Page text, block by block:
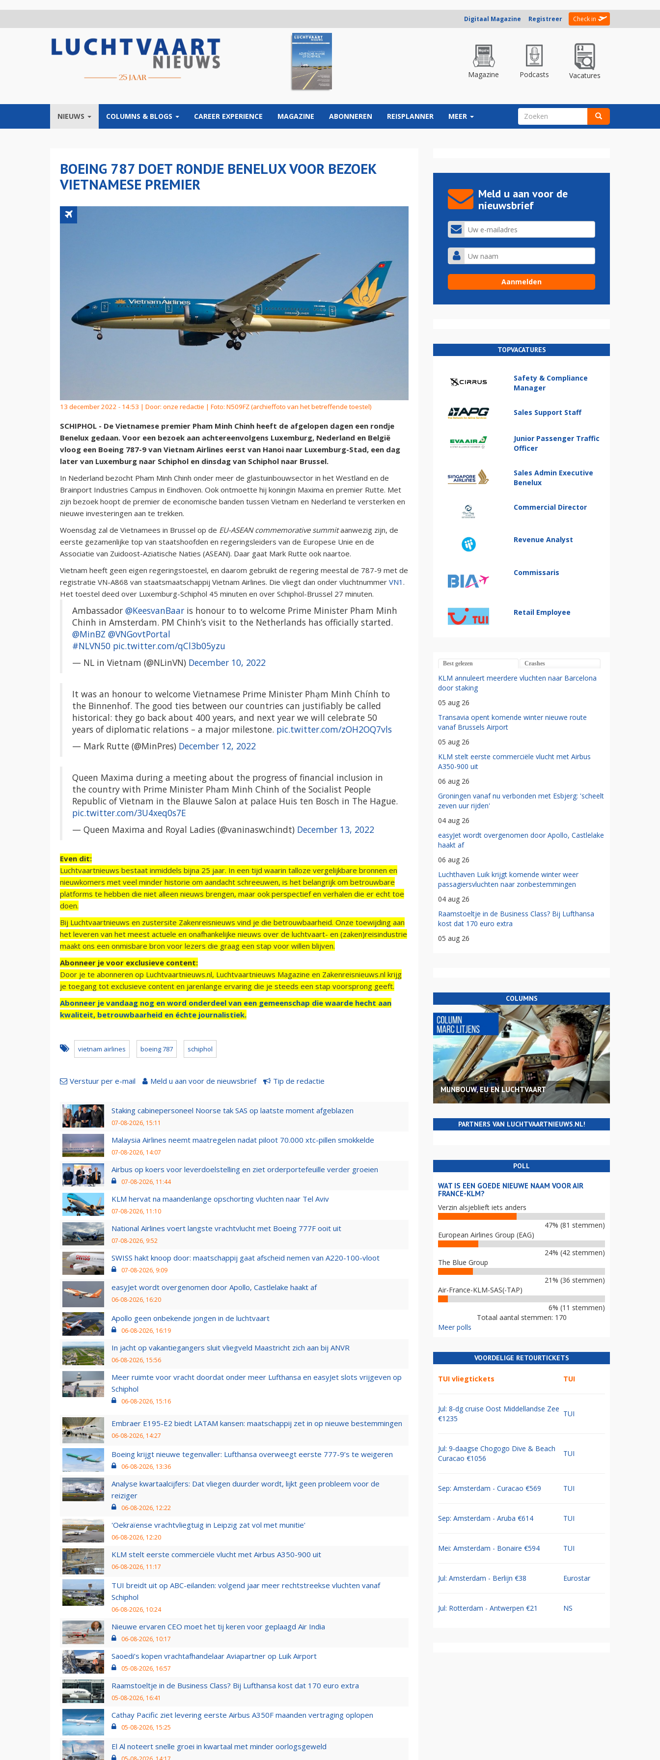
Digitaal Magazine Registreer Check in
Magazine Podcasts Vacatures
NIEUWS COLUMNS & BLOGS CAREER EXPERIENCE MAGAZINE ABONNEREN REISPLANNER MEER ZOEKVELD
BOEING 787 DOET RONDJE BENELUX VOOR BEZOEK
VIETNAMESE PREMIER
13 december 2022 - 14:53 | Door: onze redactie | Foto: N509FZ (archieffoto van het betreffende toestel)
SCHIPHOL - De Vietnamese premier Pham Minh Chinh heeft de afgelopen dagen een rondje
Benelux gedaan. Voor een bezoek aan achtereenvolgens Luxemburg, Nederland en België
vloog een Boeing 787-9 van Vietnam Airlines eerst van Hanoi naar Luxemburg-Stad, een dag
later van Luxemburg naar Schiphol en dinsdag van Schiphol naar Brussel.
In Nederland bezocht Pham Minh Chinh onder meer de glastuinbouwsector in het Westland en de
Brainport Industries Campus in Eindhoven. Ook ontmoette hij koningin Maxima en premier Rutte. Met
zijn bezoek hoopt de premier de economische banden tussen Vietnam en Nederland te versterken en
nieuwe investeringen aan te trekken.
Woensdag zal de Vietnamees in Brussel op de EU-ASEAN commemorative summitaanwezig zijn, de
eerste gezamenlijke top van staatshoofden en regeringsleiders van de Europese Unie en de
Associatie van Zuidoost-Aziatische Naties (ASEAN). Daar gaat Mark Rutte ook naartoe.
Vietnam heeft geen eigen regeringstoestel, en daarom gebruikt de regering meestal de 787-9 met de
registratie VN-A868 van staatsmaatschappij Vietnam Airlines. Die vliegt dan onder vluchtnummer VN1 .
Het toestel deed over Luxemburg-Schiphol 45 minuten en over Schiphol-Brussel 27 minuten.
Ambassador @KeesvanBaar is honour to to welcome Prime Minister Pham Minh
Chinh in Amsterdam. PM Chinh’s visit to the Netherlands has officially started.
@MinBZ @VNGovtPortal
#NLVN50 pic.twitter.com/qCl3b05yzu
— NL in Vietnam (@NLinVN) December 10, 2022
It was an honour to welcome Vietnamese Prime Minister Phạm Minh Chính to
the Binnenhof. The good ties between our countries can justifiably be called
historical: they go back about 400 years, and next year we will celebrate 50
years of diplomatic relations – a major milestone. pic.twitter.com/zOH2OQ7vls
— Mark Rutte (@MinPres) December 12, 2022
Queen Maxima during a meeting about the progress of financial inclusion in
the country with Prime Minister Pham Minh Chinh of the Socialist People
Republic of Vietnam in the Blauwe Salon at palace Huis ten Bosch in The Hague.
pic.twitter.com/3U4xeq0s7E
— Queen Maxima and Royal Ladies (@vaninaswchindt) December 13, 2022
Even dit:
Luchtvaartnieuws bestaat inmiddels bijna 25 jaar. In een tijd waarin talloze vergelijkbare bronnen en
nieuwkomers met veel minder historie om aandacht schreeuwen, is het belangrijk om betrouwbare
platforms te hebben die niet alleen nieuws brengen, maar ook perspectief en verhalen die er echt toe
doen.
Bij Luchtvaartnieuws en zustersite Zakenreisnieuws vind je die betrouwbaarheid. Onze toewijding aan
het leveren van het meest actuele en onafhankelijke nieuws over de luchtvaart- en (zaken)reisindustrie
maakt ons een onmisbare bron voor lezers die graag een stap voor willen blijven.
Abonneer je voor exclusieve content:
Door je te abonneren op Luchtvaartnieuws.nl, Luchtvaartnieuws Magazine en Zakenreisnieuws.nl krijg
je toegang tot exclusieve content en jarenlange ervaring die je steeds een stap voorsprong geeft.
Abonneer je vandaag nog en word onderdeel van een gemeenschap die waarde hecht aan
kwaliteit, betrouwbaarheid en échte journalistiek.
vietnam airlines boeing 787 schiphol
Verstuur per e-mail Meld u aan voor de nieuwsbrief Tip de redactie
Staking cabinepersoneel Noorse tak SAS op laatste moment afgeblazen
07-08-2026, 15:11
Malaysia Airlines neemt maatregelen nadat piloot 70.000 xtc-pillen smokkelde
07-08-2026, 14:07
Airbus op koers voor leverdoelstelling en ziet orderportefeuille verder groeien
07-08-2026, 11:44
KLM hervat na maandenlange opschorting vluchten naar Tel Aviv
07-08-2026, 11:10
National Airlines voert langste vrachtvlucht met Boeing 777F ooit uit
07-08-2026, 9:52
SWISS hakt knoop door: maatschappij gaat afscheid nemen van A220-100-vloot
07-08-2026, 9:09
easyJet wordt overgenomen door Apollo, Castlelake haakt af
06-08-2026, 16:20
Apollo geen onbekende jongen in de luchtvaart
06-08-2026, 16:19
In jacht op vakantiegangers sluit vliegveld Maastricht zich aan bij ANVR
06-08-2026, 15:56
Meer ruimte voor vracht doordat onder meer Lufthansa en easyJet slots vrijgeven op
Schiphol
06-08-2026, 15:16
Embraer E195-E2 biedt LATAM kansen: maatschappij zet in op nieuwe bestemmingen
06-08-2026, 14:27
Boeing krijgt nieuwe tegenvaller: Lufthansa overweegt eerste 777-9’s te weigeren
06-08-2026, 13:36
Analyse kwartaalcijfers: Dat vliegen duurder wordt, lijkt geen probleem voor de
reiziger
06-08-2026, 12:22
'Oekraïense vrachtvliegtuig in Leipzig zat vol met munitie'
06-08-2026, 12:20
KLM stelt eerste commerciële vlucht met Airbus A350-900 uit
06-08-2026, 11:17
TUI breidt uit op ABC-eilanden: volgend jaar meer rechtstreekse vluchten vanaf
Schiphol
06-08-2026, 10:24
Nieuwe ervaren CEO moet het tij keren voor geplaagd Air India
06-08-2026, 10:17
Saoedi’s kopen vrachtafhandelaar Aviapartner op Luik Airport
05-08-2026, 16:57
Raamstoeltje in de Business Class? Bij Lufthansa kost dat 170 euro extra
05-08-2026, 16:41
Cathay Pacific ziet levering eerste Airbus A350F maanden vertraging oplopen
05-08-2026, 15:25
El Al noteert snelle groei in kwartaal met minder oorlogsgeweld
Meld u aan voor de
nieuwsbrief
TOPVACATURES
Safety & Compliance
Manager
Sales Support Staff
Junior Passenger Traffic
Officer
Sales Admin Executive
Benelux
Commercial Director
Revenue Analyst
Commissaris
Retail Employee
Best gelezen Crashes
KLM annuleert meerdere vluchten naar Barcelona
door staking
05 aug 26
Transavia opent komende winter nieuwe route
vanaf Brussels Airport
05 aug 26
KLM stelt eerste commerciële vlucht met Airbus
A350-900 uit
06 aug 26
Groningen vanaf nu verbonden met Esbjerg: 'scheelt
zeven uur rijden'
04 aug 26
easyJet wordt overgenomen door Apollo, Castlelake
haakt af
06 aug 26
Luchthaven Luik krijgt komende winter weer
passagiersvluchten naar zonbestemmingen
04 aug 26
Raamstoeltje in de Business Class? Bij Lufthansa
kost dat 170 euro extra
05 aug 26
COLUMNS
MIJNBOUW, EU EN LUCHTVAART
PARTNERS VAN LUCHTVAARTNIEUWS.NL!
POLL
WAT IS EEN GOEDE NIEUWE NAAM VOOR AIR
FRANCE-KLM?
Verzin alsjeblieft iets anders
47% (81 stemmen)
European Airlines Group (EAG)
24% (42 stemmen)
The Blue Group
21% (36 stemmen)
Air-France-KLM-SAS(-TAP)
6% (11 stemmen)
Totaal aantal stemmen: 170
Meer polls
VOORDELIGE RETOURTICKETS
TUI vliegtickets TUI
Jul: 8-dg cruise Oost Middellandse Zee
€1235
TUI
Jul: 9-daagse Chogogo Dive & Beach
Curacao €1056
TUI
Sep: Amsterdam - Curacao €569 TUI
Sep: Amsterdam - Aruba €614 TUI
Mei: Amsterdam - Bonaire €594 TUI
Jul: Amsterdam - Berlijn €38 Eurostar
Jul: Rotterdam - Antwerpen €21 NS